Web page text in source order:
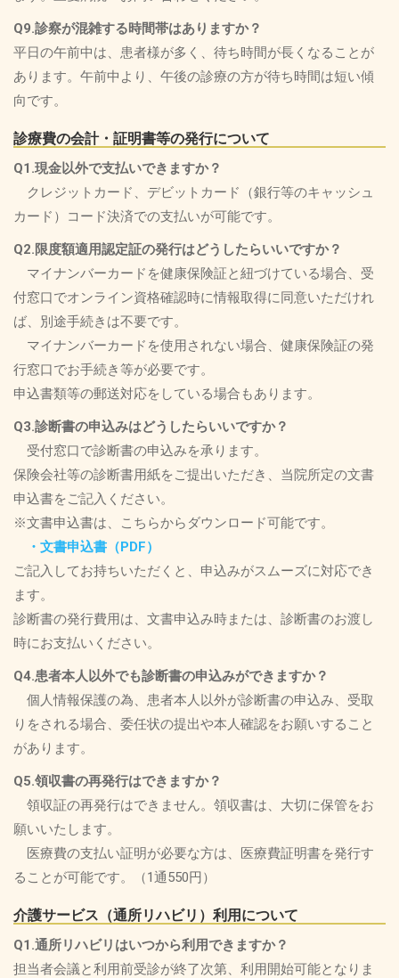
Q9.診察が混雑する時間帯はありますか？
平日の午前中は、患者様が多く、待ち時間が長くなることが
あります。午前中より、午後の診療の方が待ち時間は短い傾
向です。
診療費の会計・証明書等の発行について
Q1.現金以外で支払いできますか？
クレジットカード、デビットカード（銀行等のキャッシュ
カード）コード決済での支払いが可能です。
Q2.限度額適用認定証の発行はどうしたらいいですか？
マイナンバーカードを健康保険証と紐づけている場合、受
付窓口でオンライン資格確認時に情報取得に同意いただけれ
ば、別途手続きは不要です。
マイナンバーカードを使用されない場合、健康保険証の発
行窓口でお手続き等が必要です。
申込書類等の郵送対応をしている場合もあります。
Q3.診断書の申込みはどうしたらいいですか？
受付窓口で診断書の申込みを承ります。
保険会社等の診断書用紙をご提出いただき、当院所定の文書
申込書をご記入ください。
※文書申込書は、こちらからダウンロード可能です。
・文書申込書（PDF）
ご記入してお持ちいただくと、申込みがスムーズに対応でき
ます。
診断書の発行費用は、文書申込み時または、診断書のお渡し
時にお支払いください。
Q4.患者本人以外でも診断書の申込みができますか？
個人情報保護の為、患者本人以外が診断書の申込み、受取
りをされる場合、委任状の提出や本人確認をお願いすること
があります。
Q5.領収書の再発行はできますか？
領収証の再発行はできません。領収書は、大切に保管をお
願いいたします。
医療費の支払い証明が必要な方は、医療費証明書を発行す
ることが可能です。（1通550円）
介護サービス（通所リハビリ）利用について
Q1.通所リハビリはいつから利用できますか？
担当者会議と利用前受診が終了次第、利用開始可能となりま